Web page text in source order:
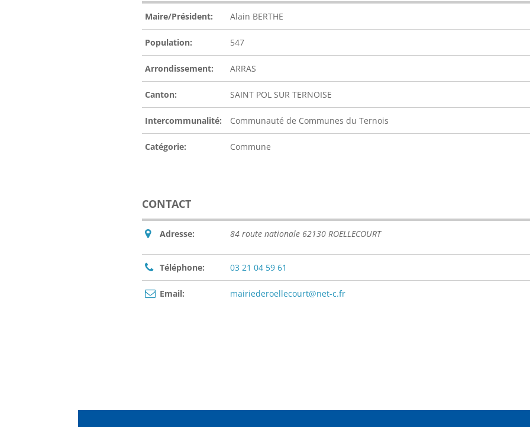
Maire/Président: Alain BERTHE
Population: 547
Arrondissement: ARRAS
Canton: SAINT POL SUR TERNOISE
Intercommunalité: Communauté de Communes du Ternois
Catégorie: Commune
CONTACT
Adresse: 84 route nationale 62130 ROELLECOURT
Téléphone: 03 21 04 59 61
Email: mairiederoellecourt@net-c.fr